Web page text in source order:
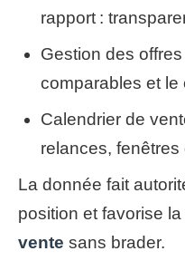
rapport :
Gestion des
comparables et le
Calendrier de
relances, fenêtres
La donnée fait
position et favorise la
vente sans brader.